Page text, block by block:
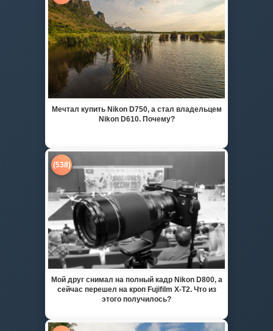
Мечтал купить Nikon D750, а стал владельцем
Nikon D610. Почему?
(538)
Мой друг снимал на полный кадр Nikon D800, а
сейчас перешел на кроп Fujifilm X-T2. Что из
этого получилось?